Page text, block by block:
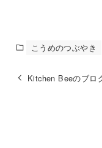
こうめのつぶやき
Kitchen Beeのブロ